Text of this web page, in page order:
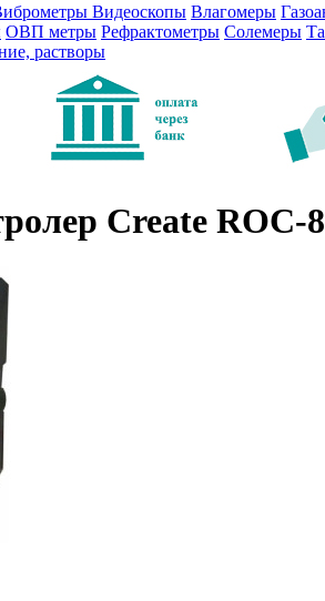
Видеоскопы Влагомеры
ОВП метры Рефрактометры Солемеры
растворы
Create ROC-